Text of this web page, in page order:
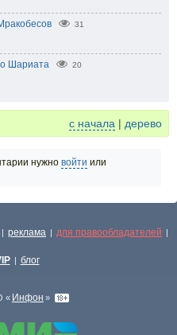
31
Шариата 20
с начала | дерево
нужно войти или
| реклама | для правообладателей |
| блог
« Инфон »